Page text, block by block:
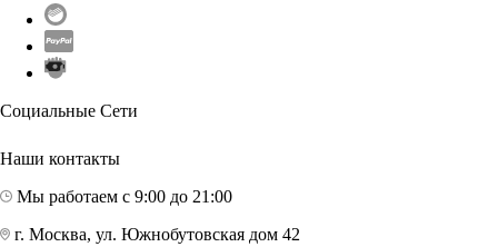
Социальные Сети
Наши контакты
Мы работаем с 9:00 до 21:00
г. Москва, ул. Южнобутовская дом 42